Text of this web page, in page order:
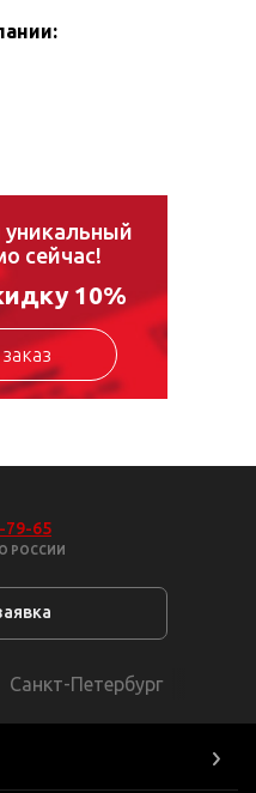
сейчас!
10%
79-65
РОССИИ
Санкт-Петербург